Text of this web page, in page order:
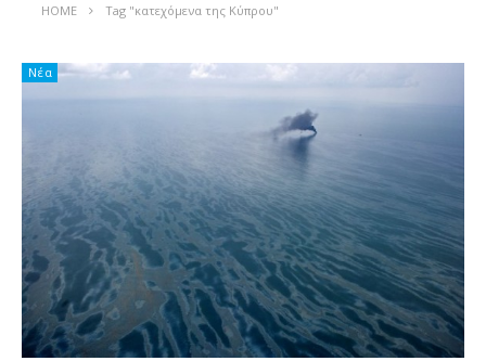
HOME Tag "κατεχόμενα της Κύπρου"
Νέα